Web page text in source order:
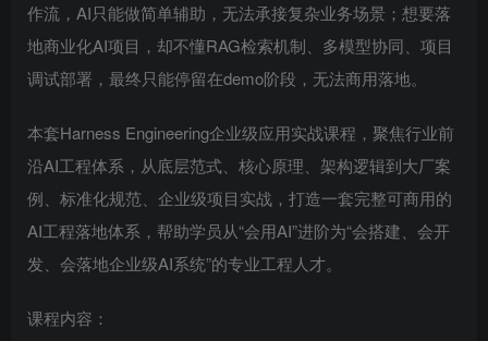
作流，AI只能做简单辅助，无法承接复杂业务场景；想要落
地商业化AI项目，却不懂RAG检索机制、多模型协同、项目
调试部署，最终只能停留在demo阶段，无法商用落地。
本套Harness Engineering企业级应用实战课程，聚焦行业前
沿AI工程体系，从底层范式、核心原理、架构逻辑到大厂案
例、标准化规范、企业级项目实战，打造一套完整可商用的
AI工程落地体系，帮助学员从“会用AI”进阶为“会搭建、会开
发、会落地企业级AI系统”的专业工程人才。
课程内容：